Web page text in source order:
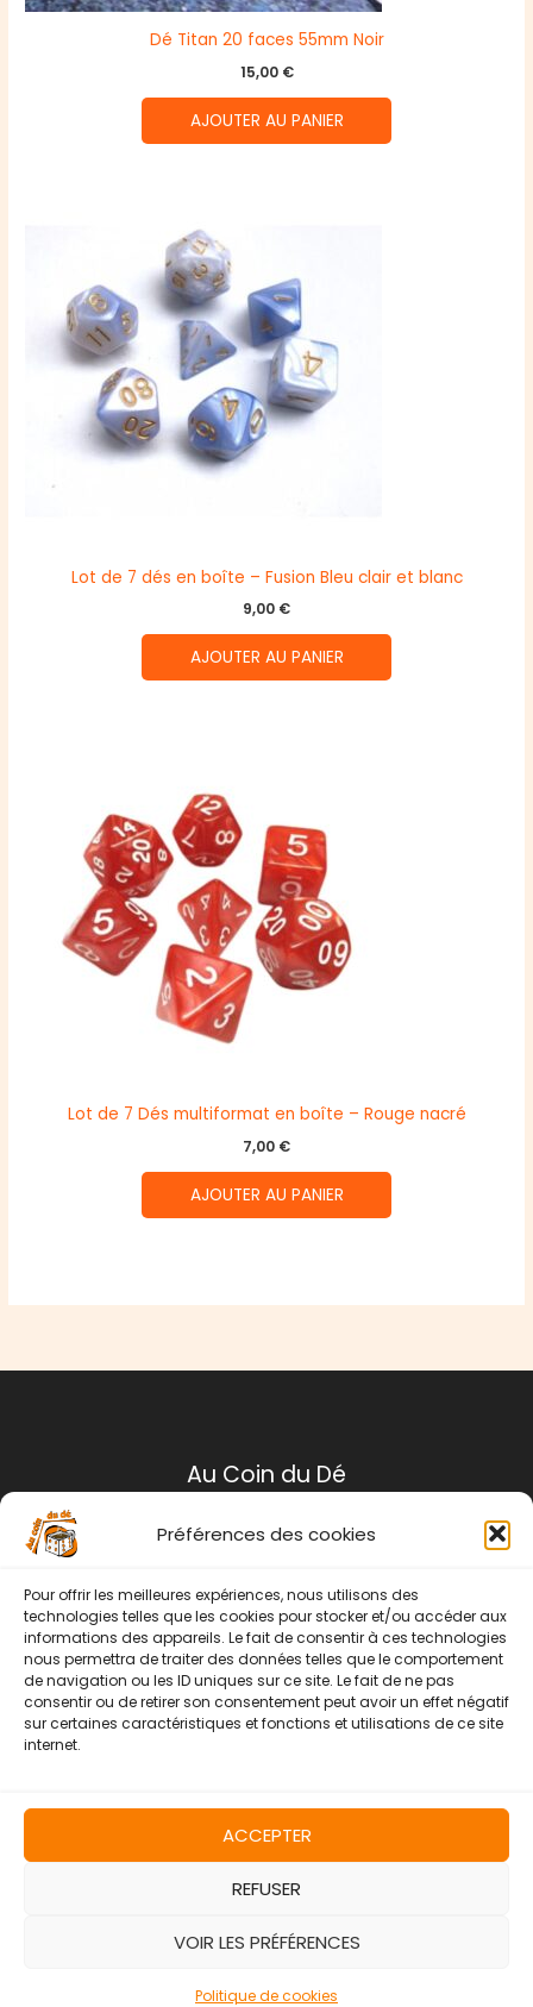
Préférences des cookies
Pour offrir les meilleures expériences, nous utilisons des
technologies telles que les cookies pour stocker et/ou accéder aux
informations des appareils. Le fait de consentir à ces technologies
nous permettra de traiter des données telles que le comportement
de navigation ou les ID uniques sur ce site. Le fait de ne pas
consentir ou de retirer son consentement peut avoir un effet négatif
sur certaines caractéristiques et fonctions et utilisations de ce site
internet.
ACCEPTER
REFUSER
VOIR LES PRÉFÉRENCES
Politique de cookies
Dé Titan 20 faces 55mm Noir
15,00 €
AJOUTER AU PANIER
Lot de 7 dés en boîte – Fusion Bleu clair et blanc
9,00 €
AJOUTER AU PANIER
Lot de 7 Dés multiformat en boîte – Rouge nacré
7,00 €
AJOUTER AU PANIER
Au Coin du Dé
Conditions générales de ventes
Politique de retour
Contact
Instagram Facebook